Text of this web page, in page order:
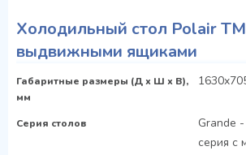
Холодильный стол Polair
выдвижными ящиками
Габаритные размеры (Д х Ш х В),
мм
Серия столов
Grande
серия с